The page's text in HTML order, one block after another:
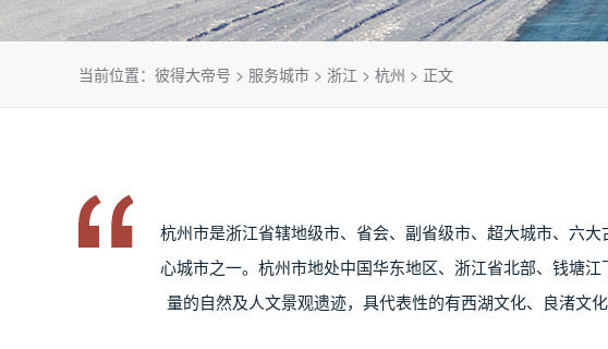
当前位置： 彼得大帝号 > 服务城市 > 浙江 > 杭州 > 正文
杭州市是浙江省辖地级市、省会、副省级市、超大城市、六
心城市之一。杭州市地处中国华东地区、浙江省北部、钱塘
量的自然及人文景观遗迹，具代表性的有西湖文化、良渚文